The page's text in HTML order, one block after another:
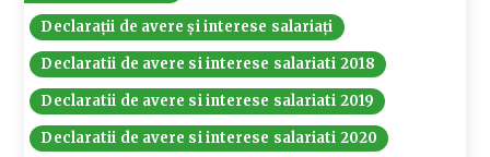
Declarații de avere și interese salariați
Declaratii de avere si interese salariati 2018
Declaratii de avere si interese salariati 2019
Declaratii de avere si interese salariati 2020